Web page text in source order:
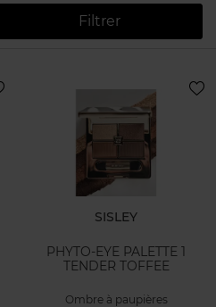
Filtrer
SISLEY
PHYTO-EYE PALETTE 1
TENDER TOFFEE
Ombre à paupières